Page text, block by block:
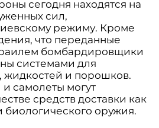
сегодня находятся на
сил,
режиму. Кроме
что переданные
бомбардировщики
системами для
жидкостей и порошков.
самолеты могут
средств доставки как
биологического оружия.